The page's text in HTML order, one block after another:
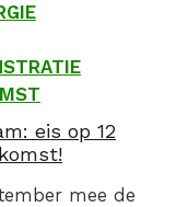
eis op 12
mee de